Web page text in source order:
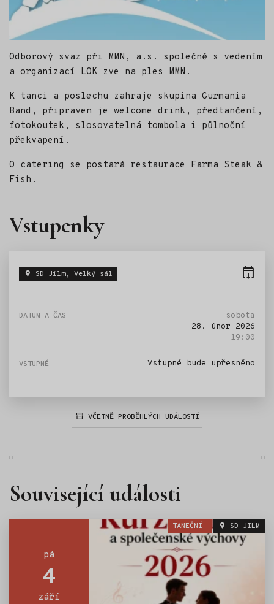
Odborový svaz při MMN, a.s. společně s vedením
a organizací LOK zve na ples MMN.
K tanci a poslechu zahraje skupina Gurmania
Band, připraven je welcome drink, předtančení,
fotokoutek, slosovatelná tombola i půlnoční
překvapení.
O catering se postará restaurace Farma Steak &
Fish.
Vstupenky
SD Jilm, Velký sál
sobota
28. únor 2026
19:00
Vstupné bude upřesněno
VČETNĚ PROBĚHLÝCH UDÁLOSTÍ
Související události
pá
4
září
TANEČNÍ SD JILM